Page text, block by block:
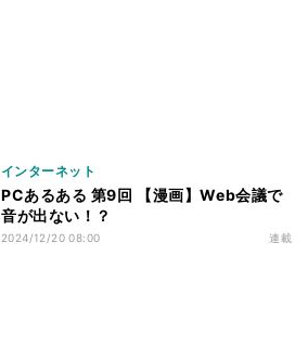
インターネット
PCあるある 第9回 【漫画】Web会議で
音が出ない！？
2024/12/20 08:00 連載